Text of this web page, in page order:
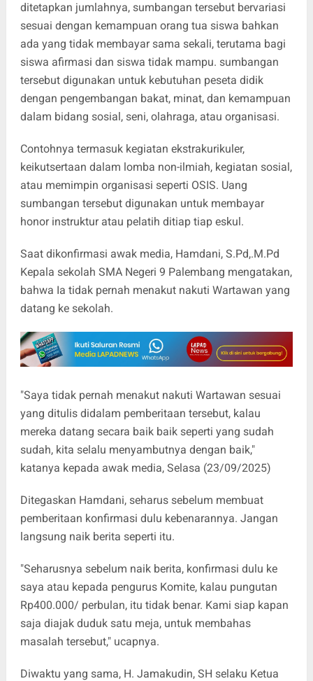
ditetapkan jumlahnya, sumbangan tersebut bervariasi
sesuai dengan kemampuan orang tua siswa bahkan
ada yang tidak membayar sama sekali, terutama bagi
siswa afirmasi dan siswa tidak mampu. sumbangan
tersebut digunakan untuk kebutuhan peseta didik
dengan pengembangan bakat, minat, dan kemampuan
dalam bidang sosial, seni, olahraga, atau organisasi.
Contohnya termasuk kegiatan ekstrakurikuler,
keikutsertaan dalam lomba non-ilmiah, kegiatan sosial,
atau memimpin organisasi seperti OSIS. Uang
sumbangan tersebut digunakan untuk membayar
honor instruktur atau pelatih ditiap tiap eskul.
Saat dikonfirmasi awak media, Hamdani, S.Pd,.M.Pd
Kepala sekolah SMA Negeri 9 Palembang mengatakan,
bahwa Ia tidak pernah menakut nakuti Wartawan yang
datang ke sekolah.
"Saya tidak pernah menakut nakuti Wartawan sesuai
yang ditulis didalam pemberitaan tersebut, kalau
mereka datang secara baik baik seperti yang sudah
sudah, kita selalu menyambutnya dengan baik,"
katanya kepada awak media, Selasa (23/09/2025)
Ditegaskan Hamdani, seharus sebelum membuat
pemberitaan konfirmasi dulu kebenarannya. Jangan
langsung naik berita seperti itu.
"Seharusnya sebelum naik berita, konfirmasi dulu ke
saya atau kepada pengurus Komite, kalau pungutan
Rp400.000/ perbulan, itu tidak benar. Kami siap kapan
saja diajak duduk satu meja, untuk membahas
masalah tersebut," ucapnya.
Diwaktu yang sama, H. Jamakudin, SH selaku Ketua